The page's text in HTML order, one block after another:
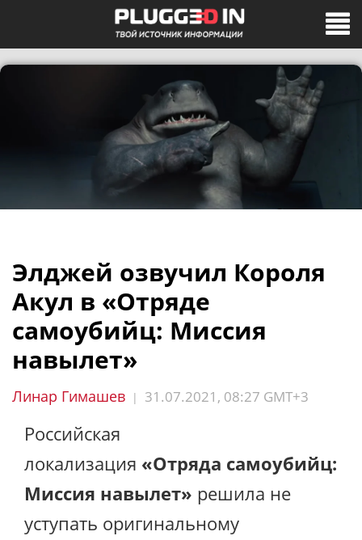
Элджей озвучил Короля
Акул в «Отряде
самоубийц: Миссия
навылет»
Линар Гимашев | 31.07.2021, 08:27 GMT+3
Российская
локализация «Отряда самоубийц:
Миссия навылет» решила не
уступать оригинальному